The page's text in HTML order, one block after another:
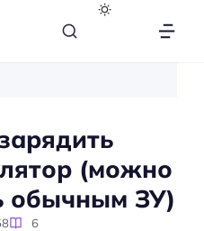
(можно
обычным ЗУ)
6